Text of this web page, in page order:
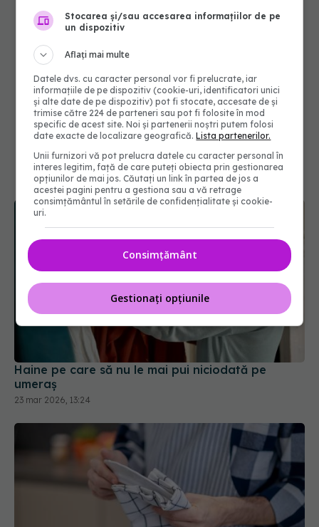
Haine pe care să nu le mai pui niciodată pe
umeraș
23 mar 2026, 13:24
Stocarea și/sau accesarea informațiilor de pe
un dispozitiv
Aflați mai multe
Datele dvs. cu caracter personal vor fi prelucrate, iar
informațiile de pe dispozitiv (cookie-uri, identificatori unici
și alte date de pe dispozitiv) pot fi stocate, accesate de și
trimise către 224 de parteneri sau pot fi folosite în mod
specific de acest site. Noi și partenerii noștri putem folosi
date exacte de localizare geografică.Lista partenerilor.
Unii furnizori vă pot prelucra datele cu caracter personal în
interes legitim, față de care puteți obiecta prin gestionarea
opțiunilor de mai jos. Căutați un link în partea de jos a
acestei pagini pentru a gestiona sau a vă retrage
consimțământul în setările de confidențialitate și cookie-
uri.
Consimțământ
Gestionați opțiunile